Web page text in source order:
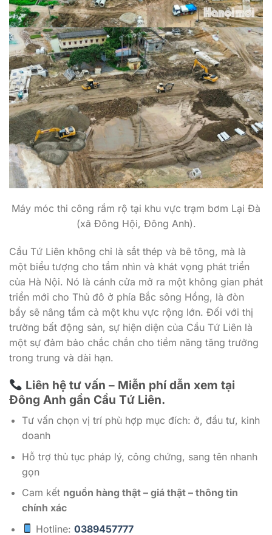
Máy móc thi công rầm rộ tại khu vực trạm bơm Lại Đà
(xã Đông Hội, Đông Anh).
Cầu Tứ Liên không chỉ là sắt thép và bê tông, mà là
một biểu tượng cho tầm nhìn và khát vọng phát triển
của Hà Nội. Nó là cánh cửa mở ra một không gian phát
triển mới cho Thủ đô ở phía Bắc sông Hồng, là đòn
bẩy sẽ nâng tầm cả một khu vực rộng lớn. Đối với thị
trường bất động sản, sự hiện diện của Cầu Tứ Liên là
một sự đảm bảo chắc chắn cho tiềm năng tăng trưởng
trong trung và dài hạn.
Liên hệ tư vấn – Miễn phí dẫn xem tại
Đông Anh gần Cầu Tứ Liên.
Tư vấn chọn vị trí phù hợp mục đích: ở, đầu tư, kinh
doanh
Hỗ trợ thủ tục pháp lý, công chứng, sang tên nhanh
gọn
Cam kết nguồn hàng thật – giá thật – thông tin
chính xác
Hotline:0389457777